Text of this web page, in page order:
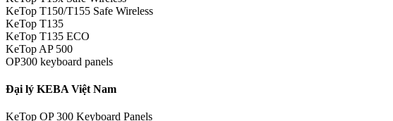
KeTop T150/T155 Safe Wireless
KeTop T135
KeTop T135 ECO
KeTop AP 500
OP300 keyboard panels
Đại lý KEBA Việt Nam
KeTop OP 300 Keyboard Panels